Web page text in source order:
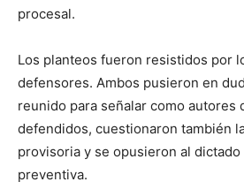
procesal.
Los planteos fueron resistidos por
defensores. Ambos pusieron en
reunido para señalar como autores
defendidos, cuestionaron también
provisoria y se opusieron al
preventiva.